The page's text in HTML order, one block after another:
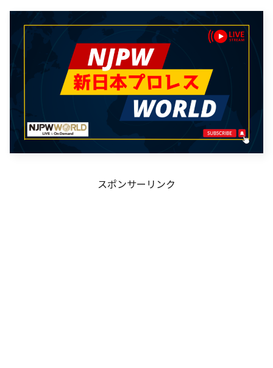
スポンサーリンク